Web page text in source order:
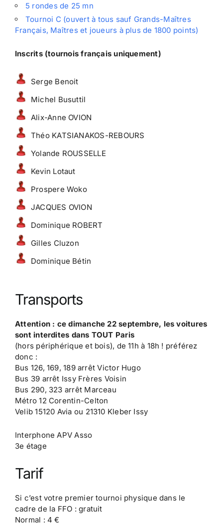
5 rondes de 25 mn
Tournoi C (ouvert à tous sauf Grands-Maîtres
Français, Maîtres et joueurs à plus de 1800 points)
Inscrits (tournois français uniquement)
Serge Benoit
Michel Busuttil
Alix-Anne OVION
Théo KATSIANAKOS-REBOURS
Yolande ROUSSELLE
Kevin Lotaut
Prospere Woko
JACQUES OVION
Dominique ROBERT
Gilles Cluzon
Dominique Bétin
Transports
Attention : ce dimanche 22 septembre, les voitures
sont interdites dans TOUT Paris
(hors périphérique et bois), de 11h à 18h ! préférez
donc :
Bus 126, 169, 189 arrêt Victor Hugo
Bus 39 arrêt Issy Frères Voisin
Bus 290, 323 arrêt Marceau
Métro 12 Corentin-Celton
Velib 15120 Avia ou 21310 Kleber Issy
Interphone APV Asso
3e étage
Tarif
Si c’est votre premier tournoi physique dans le
cadre de la FFO : gratuit
Normal : 4 €